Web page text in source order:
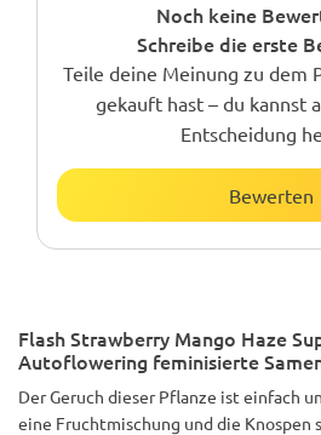
Noch keine
Schreibe die erste
Teile deine Meinung zu dem
gekauft hast – du kannst
Entscheidung
Bewerten
Flash Strawberry Mango Haze
Autoflowering feminisierte
Der Geruch dieser Pflanze ist einfach
eine Fruchtmischung und die Knospen